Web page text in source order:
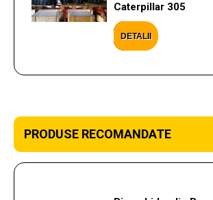
Caterpillar 305
DETALII
PRODUSE RECOMANDATE